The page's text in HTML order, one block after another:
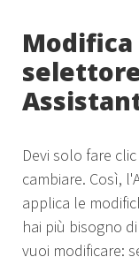
Devi solo fare
cambiare. Così,
applica le
hai più bisogno
vuoi modificare: